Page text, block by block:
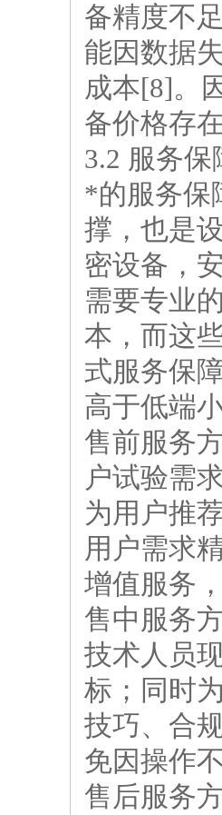
备精度不
能因数据
成本[8]。
备价格存
3.2 服务
*的服务保
撑，也是
密设备，
需要专业
本，而这
式服务保
高于低端
售前服务
户试验需
为用户推
用户需求
增值服务
售中服务
技术人员
标；同时
技巧、合
免因操作
售后服务